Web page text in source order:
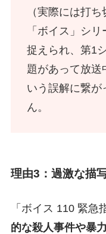
（実際には打
「ボイス」シ
捉えられ、第1
題があって放送
いう誤解に繋が
ん。
理由3：過激な描
「ボイス 110 緊急
的な殺人事件や暴